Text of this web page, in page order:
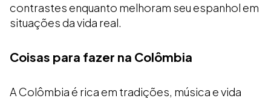
contrastes enquanto melhoram seu espanhol em
situações da vida real.
Coisas para fazer na Colômbia
A Colômbia é rica em tradições, música e vida